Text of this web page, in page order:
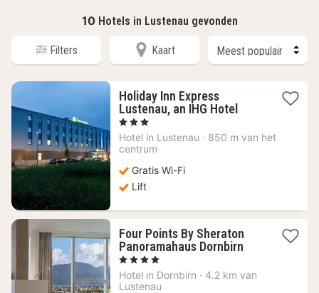
10 Hotels in Lustenau gevonden
Filters Kaart
Holiday Inn Express
Lustenau, an IHG Hotel1
vanaf
, 3 Sterren
Hotel in Lustenau · 850 m van het
centrum
Gratis Wi-Fi
Lift
Four Points By Sheraton
Panoramahaus Dornbirn1
vanaf
, 4 Sterren
Hotel in Dornbirn · 4.2 km van
Lustenau